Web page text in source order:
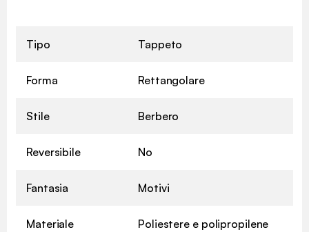
Tipo Tappeto
Forma Rettangolare
Stile Berbero
Reversibile No
Fantasia Motivi
Materiale Poliestere e polipropilene